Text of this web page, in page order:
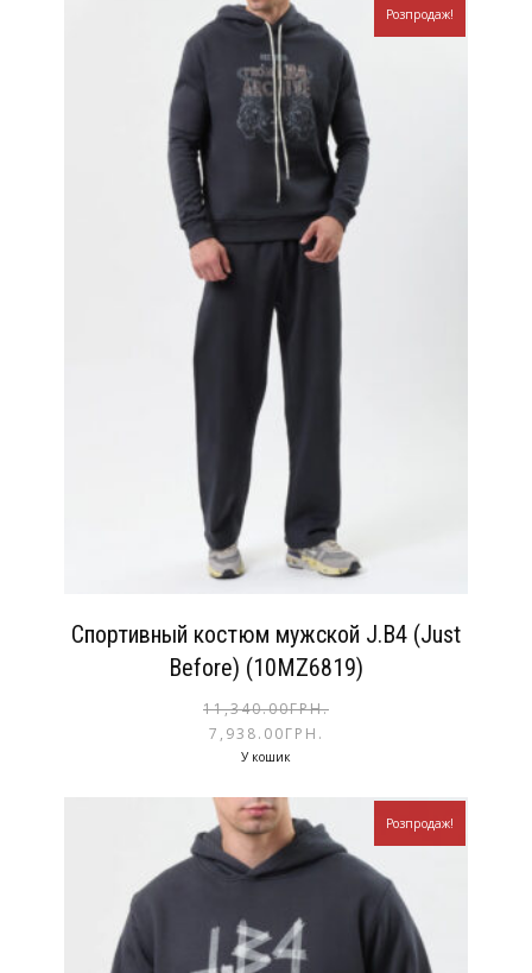
Спортивный костюм мужской J.B4 (Just
Before) (10MZ6819)
Розпродаж!
11,340.00ГРН.
7,938.00ГРН.
У кошик
Розпродаж!